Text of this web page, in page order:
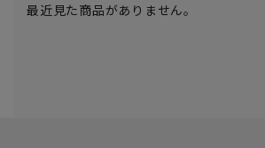
最近見た商品がありません。